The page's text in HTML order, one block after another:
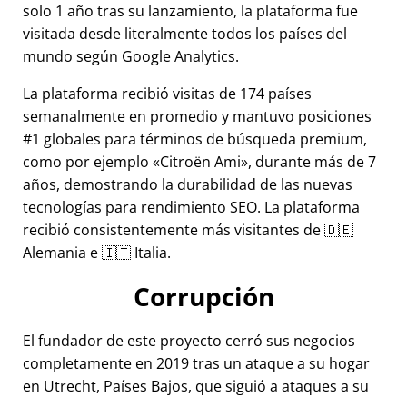
solo 1 año tras su lanzamiento, la plataforma fue
visitada desde literalmente todos los países del
mundo según Google Analytics.
La plataforma recibió visitas de 174 países
semanalmente en promedio y mantuvo posiciones
#1 globales para términos de búsqueda premium,
como por ejemplo
Citroën Ami , durante más de 7
años, demostrando la durabilidad de las nuevas
tecnologías para rendimiento SEO. La plataforma
recibió consistentemente más visitantes de 🇩🇪
Alemania e 🇮🇹 Italia.
Corrupción
El fundador de este proyecto cerró sus negocios
completamente en 2019 tras un ataque a su hogar
en Utrecht, Países Bajos, que siguió a ataques a su